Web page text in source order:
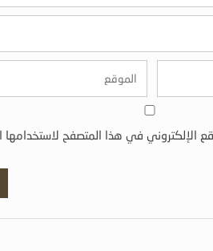
الإلكتروني في هذا المتصفح لاستخدامها